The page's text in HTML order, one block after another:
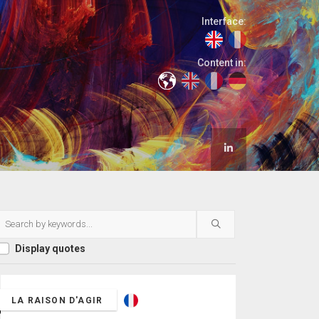
Interface:
Content in:
Display quotes
LA RAISON D'AGIR